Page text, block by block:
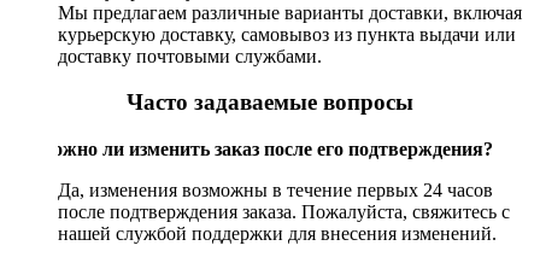
Мы предлагаем различные варианты доставки, включая
курьерскую доставку, самовывоз из пункта выдачи или
доставку почтовыми службами.
Часто задаваемые вопросы
Возможно ли изменить заказ после его подтверждения?
Да, изменения возможны в течение первых 24 часов
после подтверждения заказа. Пожалуйста, свяжитесь с
нашей службой поддержки для внесения изменений.